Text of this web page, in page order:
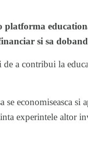
platforma
si sa
a contribui la
se economiseasca
experintele altor